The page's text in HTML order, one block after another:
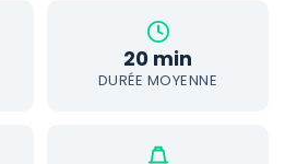
20 min
DURÉE MOYENNE